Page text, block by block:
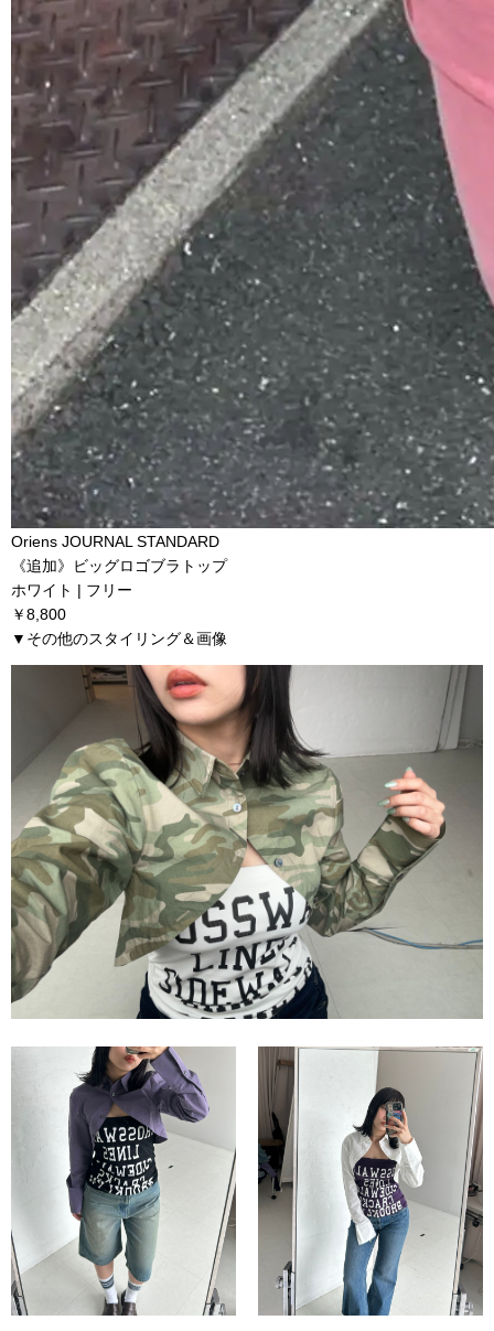
Oriens JOURNAL STANDARD
《追加》ビッグロゴブラトップ
ホワイト | フリー
￥8,800
▼その他のスタイリング＆画像